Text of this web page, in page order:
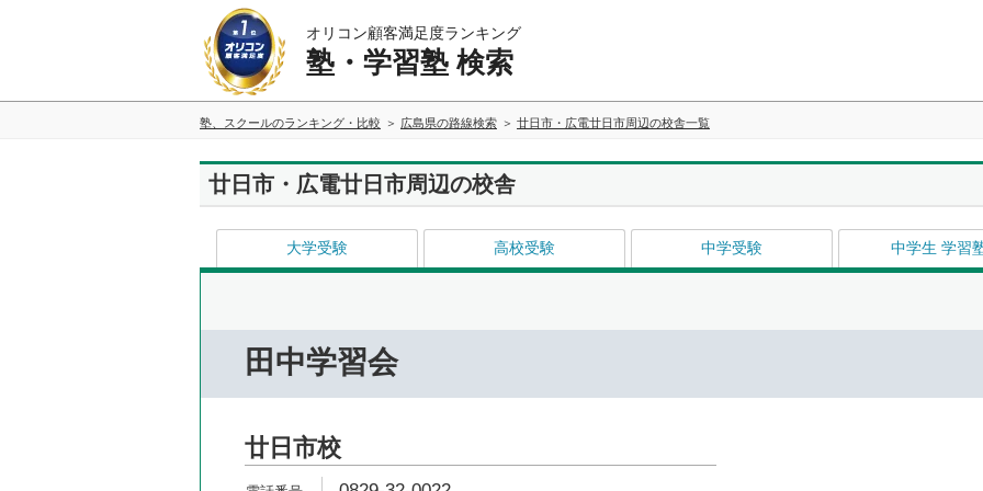
オリコン顧客満足度ランキング
塾・学習塾 検索
塾、スクールのランキング・比較 広島県の路線検索 廿日市・広電廿日市周辺の校舎一覧
廿日市・広電廿日市周辺の校舎
大学受験 高校受験 中学受験 中学生 学習
田中学習会
廿日市校